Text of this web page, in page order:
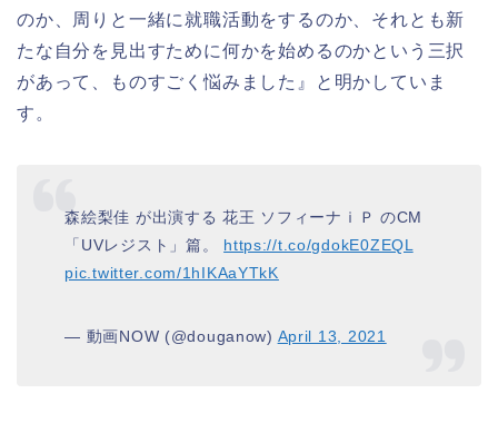
のか、周りと一緒に就職活動をするのか、それとも新
たな自分を見出すために何かを始めるのかという三択
があって、ものすごく悩みました』と明かしていま
す。
森絵梨佳 が出演する 花王 ソフィーナｉＰ のCM
「UVレジスト」篇。 https://t.co/gdokE0ZEQL
pic.twitter.com/1hIKAaYTkK
— 動画NOW (@douganow) April 13, 2021